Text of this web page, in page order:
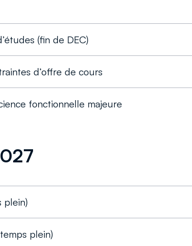
(fin de DEC)
d’offre de cours
fonctionnelle majeure
plein)
plein)